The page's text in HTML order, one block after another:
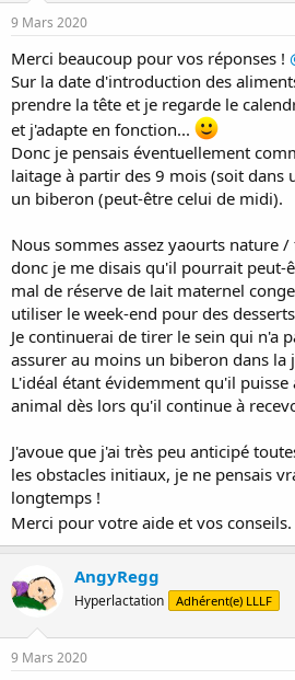
9 Mars 2020
Merci beaucoup pour vos réponses !
Sur la date d'introduction des
prendre la tête et je regarde le
et j'adapte en fonction...
Donc je pensais éventuellement
laitage à partir des 9 mois (soit dans
un biberon (peut-être celui de midi).
Nous sommes assez yaourts nature
donc je me disais qu'il pourrait peut-
mal de réserve de lait maternel
utiliser le week-end pour des
Je continuerai de tirer le sein qui n'a
assurer au moins un biberon dans la
L'idéal étant évidemment qu'il
animal dès lors qu'il continue à
J'avoue que j'ai très peu anticipé
les obstacles initiaux, je ne pensais
longtemps !
Merci pour votre aide et vos conseils.
AngyRegg
Hyperlactation Adhérent(e) LLLF
9 Mars 2020